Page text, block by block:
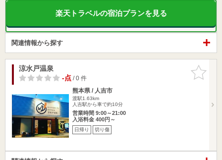
楽天トラベルの宿泊プランを見る
関連情報から探す
お気に入
りに追加
涼水戸温泉
-点/ 0 件
熊本県 / 人吉市
渡駅1.63km
人吉駅から車で約10分
営業時間 9:00～21:00
入浴料金 400円～
日帰り 切り傷